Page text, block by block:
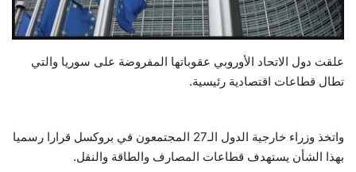
علقت دول الاتحاد الأوروبي عقوباتها المفروضة على سوريا والتي
تطال قطاعات اقتصادية رئيسية.
واتخذ وزراء خارجية الدول الـ27 المجتمعون في بروكسل قرارا رسميا
بهذا الشأن يستهدف قطاعات المصارف والطاقة والنقل.